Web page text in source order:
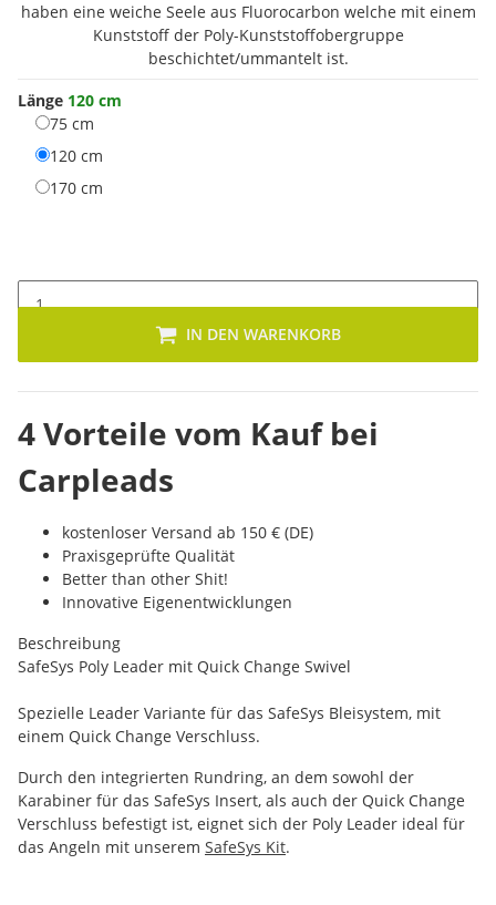
haben eine weiche Seele aus Fluorocarbon welche mit einem
Kunststoff der Poly-Kunststoffobergruppe
beschichtet/ummantelt ist.
Länge 120 cm
75 cm
120 cm
170 cm
IN DEN WARENKORB
4 Vorteile vom Kauf bei
Carpleads
kostenloser Versand ab 150 € (DE)
Praxisgeprüfte Qualität
Better than other Shit!
Innovative Eigenentwicklungen
Beschreibung
SafeSys Poly Leader mit Quick Change Swivel
Spezielle Leader Variante für das SafeSys Bleisystem, mit
einem Quick Change Verschluss.
Durch den integrierten Rundring, an dem sowohl der
Karabiner für das SafeSys Insert, als auch der Quick Change
Verschluss befestigt ist, eignet sich der Poly Leader ideal für
das Angeln mit unserem SafeSys Kit.